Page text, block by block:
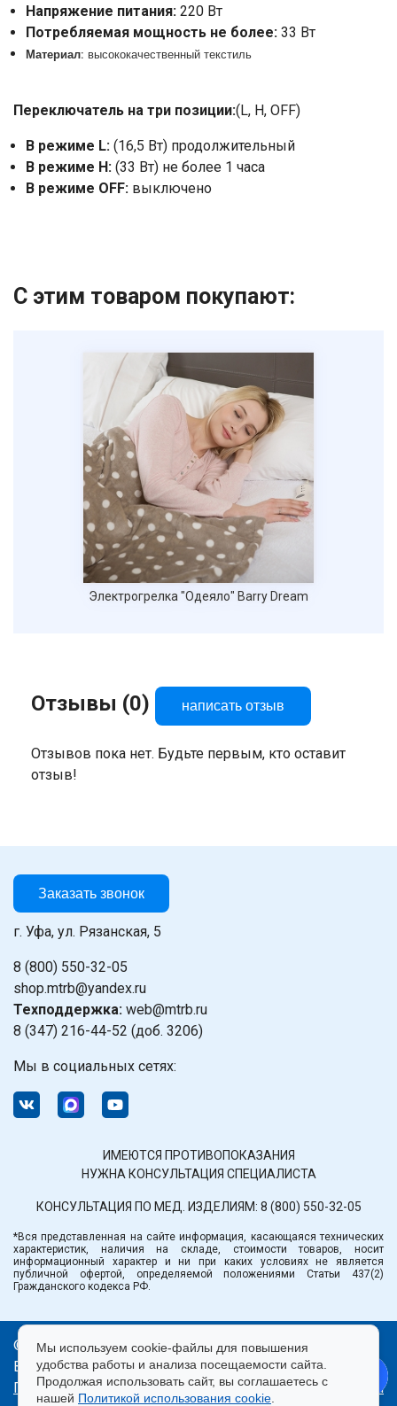
Напряжение питания: 220 Вт
Потребляемая мощность не более: 33 Вт
Материал: высококачественный текстиль
Переключатель на три позиции:(L, H, OFF)
В режиме L: (16,5 Вт) продолжительный
В режиме H: (33 Вт) не более 1 часа
В режиме OFF: выключено
С этим товаром покупают:
Электрогрелка "Одеяло" Barry Dream
Отзывы (0) написать отзыв
Отзывов пока нет. Будьте первым, кто оставит
отзыв!
Заказать звонок
г. Уфа, ул. Рязанская, 5
8 (800) 550-32-05
shop.mtrb@yandex.ru
Техподдержка: web@mtrb.ru
8 (347) 216-44-52 (доб. 3206)
Мы в социальных сетях:
ИМЕЮТСЯ ПРОТИВОПОКАЗАНИЯ
НУЖНА КОНСУЛЬТАЦИЯ СПЕЦИАЛИСТА
КОНСУЛЬТАЦИЯ ПО МЕД. ИЗДЕЛИЯМ: 8 (800) 550-32-05
*Вся представленная на сайте информация, касающаяся технических
характеристик, наличия на складе, стоимости товаров, носит
информационный характер и ни при каких условиях не является
публичной офертой, определяемой положениями Статьи 437(2)
Гражданского кодекса РФ.
© ООО «Медтехника» РБ.
Все права защищены 2026.
Политика конфиденциальности| Правила пользования
Номер телефона
Нажимая на кнопку "Отправить" вы
соглашаетесь на обработку
персональных данных
Мы используем cookie-файлы для повышения
удобства работы и анализа посещаемости сайта.
Продолжая использовать сайт, вы соглашаетесь с
нашей Политикой использования cookie